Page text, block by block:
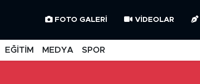
FOTO GALERI VIDEOLAR
EĞİTİM MEDYA SPOR